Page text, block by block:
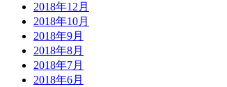
2018年12月
2018年10月
2018年9月
2018年8月
2018年7月
2018年6月